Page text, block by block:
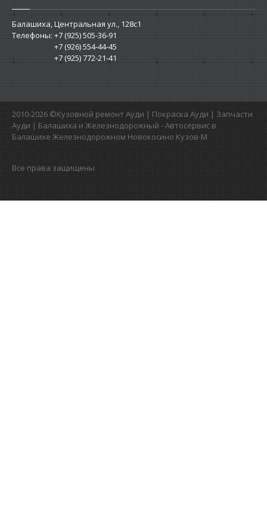
Балашиха, Центральная ул., 128c1
Телефоны: +7 (925) 505-36-91
+7 (926) 554-44-45
+7 (925) 772-21-41
2010-2026 ©Кузовной ремонт Ауди | Покраска Ауди | Запчасти
Ауди | Балашиха и Железнодорожный - Автосервис в
Балашихе Железнодорожном Новокосино Кузов-М
Все права защищены